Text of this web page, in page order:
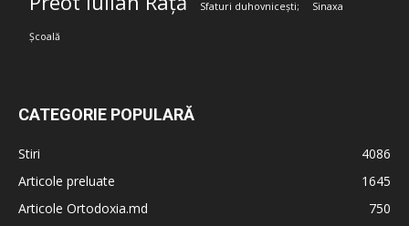
Sfaturi duhovnicești; Sinaxa
Școală
CATEGORIE POPULARĂ
Stiri
4086
Articole preluate
1645
Articole Ortodoxia.md
750